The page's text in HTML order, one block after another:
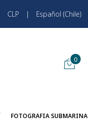
CLP | Español (Chile)
0
FOTOGRAFIA SUBMARINA